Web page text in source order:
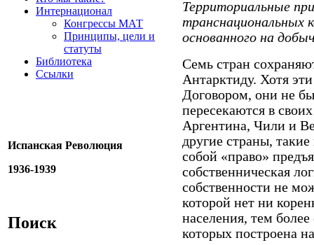
Интернационал
Конгрессы МАТ
Принципы, цели и
статуты
Библиотека
Ссылки
Испанская Революция
1936-1939
Поиск
Территориальные
транснациональных
основанного на
Семь стран
Антарктиду. Хотя
Договором, они не
пересекаются в
Аргентина, Чили и
другие страны,
собой «право»
собственническая
собственности не
которой нет ни
населения, тем
которых построена